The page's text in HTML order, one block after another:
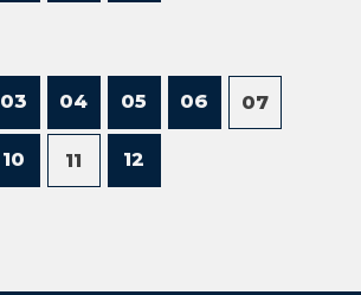
03 04 05 06 07
10 11 12